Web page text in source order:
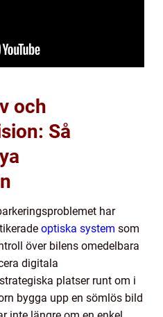
och
Så
har
optiska system som
över bilens omedelbara
digitala
platser runt om i
bygga upp en sömlös bild